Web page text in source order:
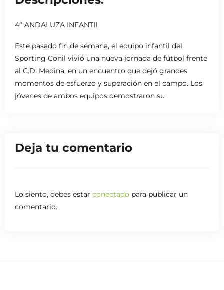
4ª ANDALUZA INFANTIL
Este pasado fin de semana, el equipo infantil del
Sporting Conil vivió una nueva jornada de fútbol frente
al C.D. Medina, en un encuentro que dejó grandes
momentos de esfuerzo y superación en el campo. Los
jóvenes de ambos equipos demostraron su
apoyando a los chicos en cada jugada y celebrando el
Deja tu comentario
Lo siento, debes estar conectado para publicar un
comentario.